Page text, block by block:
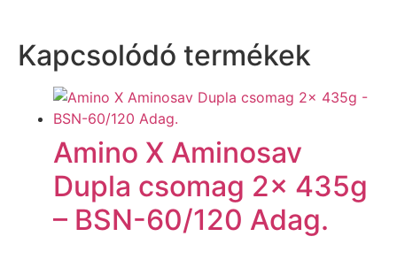
Kapcsolódó termékek
Amino X Aminosav
Dupla csomag 2x 435g
– BSN-60/120 Adag.